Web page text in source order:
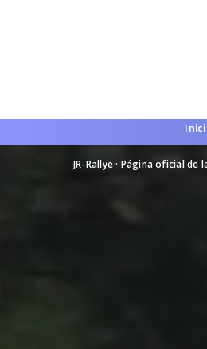
JR-Rallye · Página oficial de